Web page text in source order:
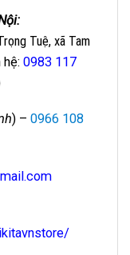
Tuệ, xã Tam
hệ: 0983 117
) – 0966 108